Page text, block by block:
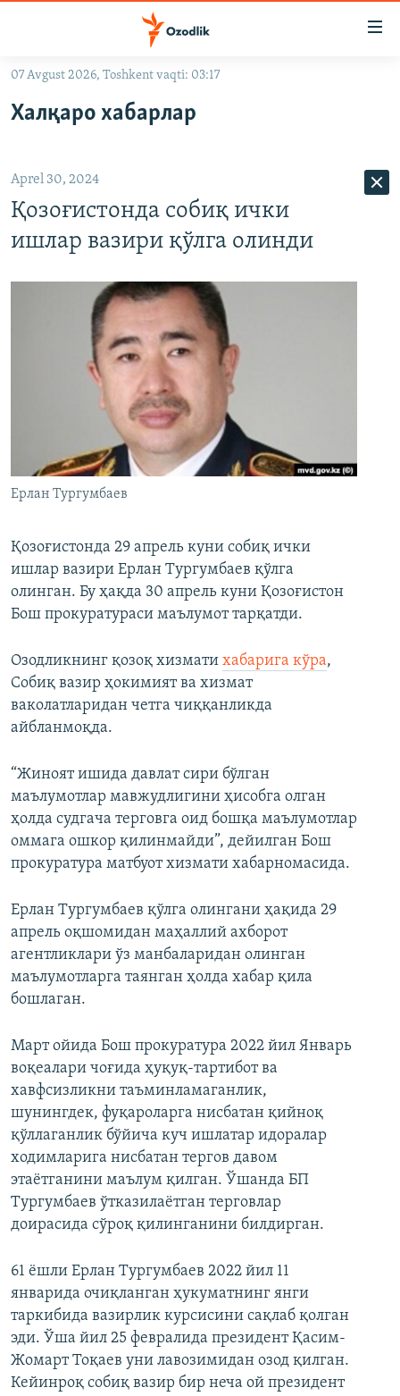
Асосий
навигацияга
Қидиришга
ўтинг
OZODVIDEO
На русском
ИЖТИМОИЙ ТАРМОҚЛАР
Озодлик бошқа тилларда
07 Avgust 2026, Toshkent vaqti: 03:17
Халқаро хабарлар
Aprel 30, 2024
Қозоғистонда собиқ ички
ишлар вазири қўлга олинди
Ерлан Тургумбаев
Қозоғистонда 29 апрель куни собиқ ички
ишлар вазири Ерлан Тургумбаев қўлга
олинган. Бу ҳақда 30 апрель куни Қозоғистон
Бош прокуратураси маълумот тарқатди.
Озодликнинг қозоқ хизмати хабарига кўра,
Собиқ вазир ҳокимият ва хизмат
ваколатларидан четга чиққанликда
айбланмоқда.
“Жиноят ишида давлат сири бўлган
маълумотлар мавжудлигини ҳисобга олган
ҳолда судгача терговга оид бошқа маълумотлар
оммага ошкор қилинмайди”, дейилган Бош
прокуратура матбуот хизмати хабарномасида.
Ерлан Тургумбаев қўлга олингани ҳақида 29
апрель оқшомидан маҳаллий ахборот
агентликлари ўз манбаларидан олинган
маълумотларга таянган ҳолда хабар қила
бошлаган.
Март ойида Бош прокуратура 2022 йил Январь
воқеалари чоғида ҳуқуқ-тартибот ва
хавфсизликни таъминламаганлик,
шунингдек, фуқароларга нисбатан қийноқ
қўллаганлик бўйича куч ишлатар идоралар
ходимларига нисбатан тергов давом
этаётганини маълум қилган. Ўшанда БП
Тургумбаев ўтказилаётган терговлар
доирасида сўроқ қилинганини билдирган.
61 ёшли Ерлан Тургумбаев 2022 йил 11
январида очиқланган ҳукуматнинг янги
таркибида вазирлик курсисини сақлаб қолган
эди. Ўша йил 25 февралида президент Қасим-
Жомарт Тоқаев уни лавозимидан озод қилган.
Кейинроқ собиқ вазир бир неча ой президент